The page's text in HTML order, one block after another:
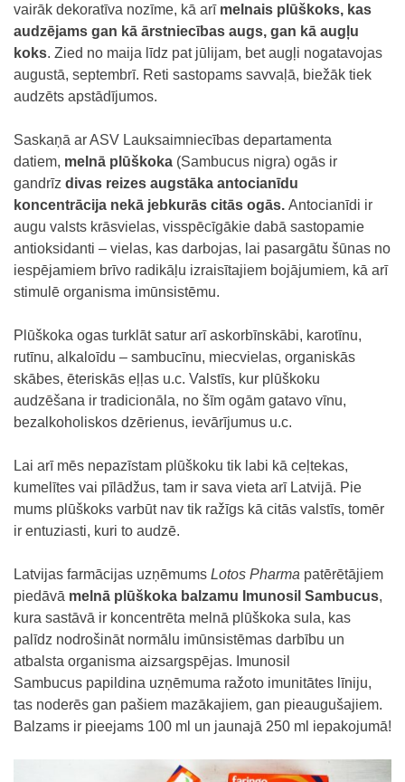
vairāk dekoratīva nozīme, kā arī melnais plūškoks, kas
audzējams gan kā ārstniecības augs, gan kā augļu
koks. Zied no maija līdz pat jūlijam, bet augļi nogatavojas
augustā, septembrī. Reti sastopams savvaļā, biežāk tiek
audzēts apstādījumos.
Saskaņā ar ASV Lauksaimniecības departamenta
datiem, melnā plūškoka (Sambucus nigra) ogās ir
gandrīz divas reizes augstāka antocianīdu
koncentrācija nekā jebkurās citās ogās. Antocianīdi ir
augu valsts krāsvielas, visspēcīgākie dabā sastopamie
antioksidanti – vielas, kas darbojas, lai pasargātu šūnas no
iespējamiem brīvo radikāļu izraisītajiem bojājumiem, kā arī
stimulē organisma imūnsistēmu.
Plūškoka ogas turklāt satur arī askorbīnskābi, karotīnu,
rutīnu, alkaloīdu – sambucīnu, miecvielas, organiskās
skābes, ēteriskās eļļas u.c. Valstīs, kur plūškoku
audzēšana ir tradicionāla, no šīm ogām gatavo vīnu,
bezalkoholiskos dzērienus, ievārījumus u.c.
Lai arī mēs nepazīstam plūškoku tik labi kā ceļtekas,
kumelītes vai pīlādžus, tam ir sava vieta arī Latvijā. Pie
mums plūškoks varbūt nav tik ražīgs kā citās valstīs, tomēr
ir entuziasti, kuri to audzē.
Latvijas farmācijas uzņēmums Lotos Pharma patērētājiem
piedāvā melnā plūškoka balzamu Imunosil Sambucus,
kura sastāvā ir koncentrēta melnā plūškoka sula, kas
palīdz nodrošināt normālu imūnsistēmas darbību un
atbalsta organisma aizsargspējas. Imunosil
Sambucus papildina uzņēmuma ražoto imunitātes līniju,
tas noderēs gan pašiem mazākajiem, gan pieaugušajiem.
Balzams ir pieejams 100 ml un jaunajā 250 ml iepakojumā!